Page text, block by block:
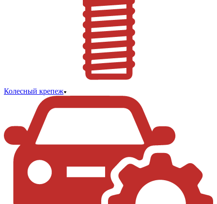
Колесный крепеж